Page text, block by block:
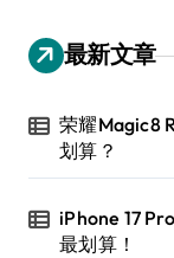
最新文章
荣耀Magic8
划算？
iPhone 17
最划算！